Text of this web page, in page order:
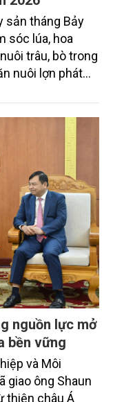
và thủy
2026
sản tháng Bảy
sóc lúa, hoa
trâu, bò trong
nuôi lợn phát
trì đà tăng
và sản lượng
nguồn lực mở
bền vững
và Môi